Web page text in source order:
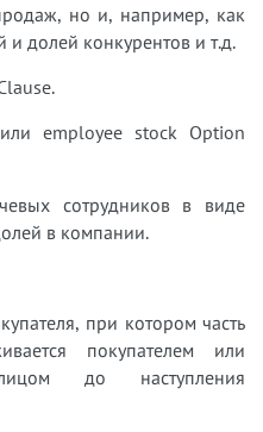
но и, например, как
и долей конкурентов и т.д.
employee stock Option
сотрудников в виде
в компании.
при котором часть
покупателем или
до наступления